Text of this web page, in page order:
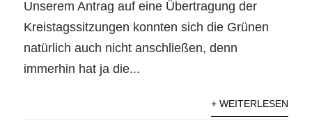
Unserem Antrag auf eine Übertragung der
Kreistagssitzungen konnten sich die Grünen
natürlich auch nicht anschließen, denn
immerhin hat ja die...
+ WEITERLESEN